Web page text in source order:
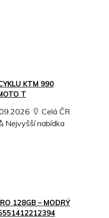
KTM 990
T
Celá ČR
Nejvyšší nabídka
128GB – MODRÝ